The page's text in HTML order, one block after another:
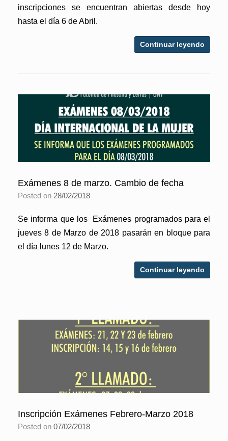
inscripciones se encuentran abiertas desde hoy
hasta el día 6 de Abril.
Continuar leyendo
Exámenes 8 de marzo. Cambio de fecha
Posted on 28/02/2018
Se informa que los Exámenes programados para el
jueves 8 de Marzo de 2018 pasarán en bloque para
el día lunes 12 de Marzo.
Continuar leyendo
Inscripción Exámenes Febrero-Marzo 2018
Posted on 07/02/2018